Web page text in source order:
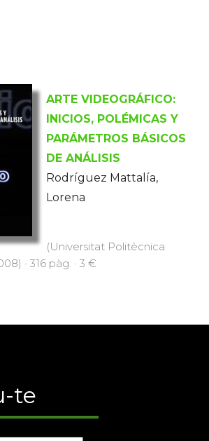
ARTE VIDEOGRÁFICO:
INICIOS, POLÉMICAS Y
PARÁMETROS BÁSICOS
DE ANÁLISIS
Rodríguez Mattalía,
Lorena
(Universitat Politècnica
· 316 pàg. · 3 €
te